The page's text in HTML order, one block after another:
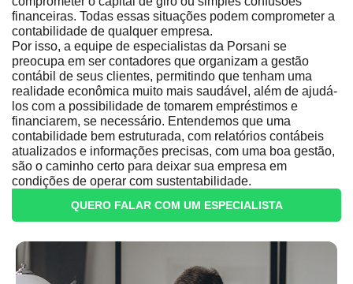
financeiras. Todas essas situações podem comprometer a
contabilidade de qualquer empresa.
Por isso, a equipe de especialistas da Porsani se
preocupa em ser contadores que organizam a gestão
contábil de seus clientes, permitindo que tenham uma
realidade econômica muito mais saudável, além de ajudá-
los com a possibilidade de tomarem empréstimos e
financiarem, se necessário. Entendemos que uma
contabilidade bem estruturada, com relatórios contábeis
atualizados e informações precisas, com uma boa gestão,
são o caminho certo para deixar sua empresa em
condições de operar com sustentabilidade.
QUERO FALAR COM UM ESPECIALISTA